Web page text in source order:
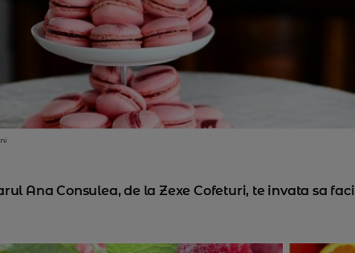
Ana Consulea, de la Zexe Cofeturi, te invata sa